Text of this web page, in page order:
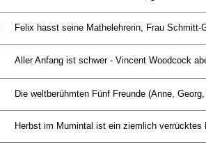
Felix hasst seine Mathelehrerin, Frau Schmitt-
Aller Anfang ist schwer - Vincent Woodcock
Die weltberühmten Fünf Freunde (Anne,
Herbst im Mumintal ist ein ziemlich